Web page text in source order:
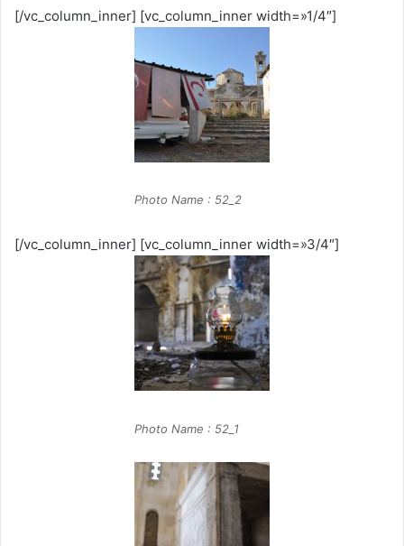
[/vc_column_inner] [vc_column_inner width=»1/4″]
Photo Name : 52_2
[/vc_column_inner] [vc_column_inner width=»3/4″]
Photo Name : 52_1